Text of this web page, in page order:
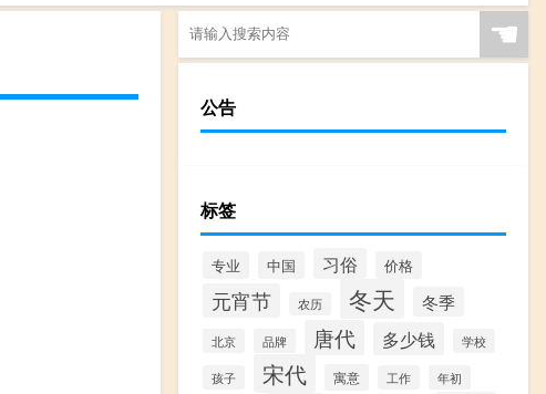
☚
公告
标签
专业 中国 习俗 价格
元宵节 农历 冬天 冬季
北京 品牌 唐代 多少钱 学校
孩子 宋代 寓意 工作 年初